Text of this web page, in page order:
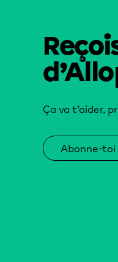
Ça va t’aider,
Abonne-toi